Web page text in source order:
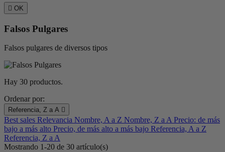
 OK
Falsos Pulgares
Falsos pulgares de diversos tipos
Hay 30 productos.
Ordenar por:
Referencia, Z a A 
Best sales Relevancia Nombre, A a Z Nombre, Z a A Precio: de más
bajo a más alto Precio, de más alto a más bajo Referencia, A a Z
Referencia, Z a A
Mostrando 1-20 de 30 artículo(s)